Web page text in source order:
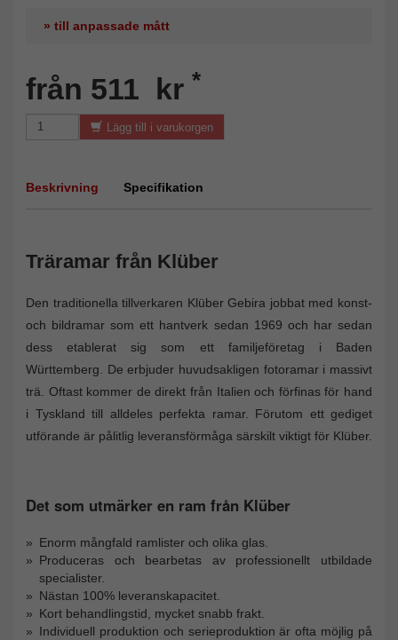
» till anpassade mått
från 511 kr *
Lägg till i varukorgen
Beskrivning Specifikation
Träramar från Klüber
Den traditionella tillverkaren Klüber Gebira jobbat med konst-
och bildramar som ett hantverk sedan 1969 och har sedan
dess etablerat sig som ett familjeföretag i Baden
Württemberg. De erbjuder huvudsakligen fotoramar i massivt
trä. Oftast kommer de direkt från Italien och förfinas för hand
i Tyskland till alldeles perfekta ramar. Förutom ett gediget
utförande är pålitlig leveransförmåga särskilt viktigt för Klüber.
Det som utmärker en ram från Klüber
Enorm mångfald ramlister och olika glas.
Produceras och bearbetas av professionellt utbildade
specialister.
Nästan 100% leveranskapacitet.
Kort behandlingstid, mycket snabb frakt.
Individuell produktion och serieproduktion är ofta möjlig på